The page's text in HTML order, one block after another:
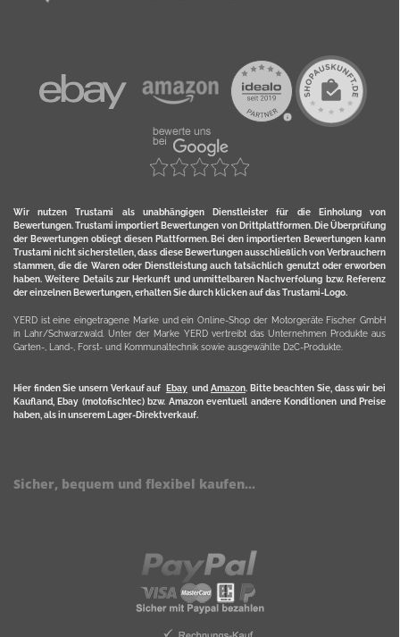
Wir nutzen Trustami als unabhängigen Dienstleister für die Einholung von
Bewertungen. Trustami importiert Bewertungen von Drittplattformen. Die Überprüfung
der Bewertungen obliegt diesen Plattformen. Bei den importierten Bewertungen kann
Trustami nicht sicherstellen, dass diese Bewertungen ausschließlich von Verbrauchern
stammen, die die Waren oder Dienstleistung auch tatsächlich genutzt oder erworben
haben. Weitere Details zur Herkunft und unmittelbaren Nachverfolung bzw. Referenz
der einzelnen Bewertungen, erhalten Sie durch klicken auf das Trustami-Logo.
YERD ist eine eingetragene Marke und ein Online-Shop der Motorgeräte Fischer GmbH
in Lahr/Schwarzwald. Unter der Marke YERD vertreibt das Unternehmen Produkte aus
Garten-, Land-, Forst- und Kommunaltechnik sowie ausgewählte D2C-Produkte.
Hier finden Sie unsern Verkauf auf Ebayund Amazon. Bitte beachten Sie, dass wir bei
Kaufland, Ebay (motofischtec) bzw. Amazon eventuell andere Konditionen und Preise
haben, als in unserem Lager-Direktverkauf.
Sicher, bequem und flexibel kaufen...